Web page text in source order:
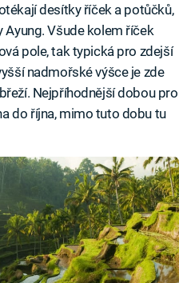
desítky říček a potůčků,
Ayung. Všude kolem říček
pole, tak typická pro zdejší
nadmořské výšce je zde
Nejpříhodnější dobou pro
do října, mimo tuto dobu tu